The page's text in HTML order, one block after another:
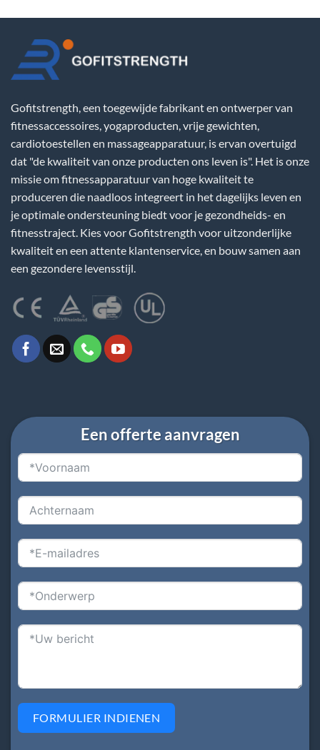
Gofitstrength, een toegewijde fabrikant en ontwerper van
fitnessaccessoires, yogaproducten, vrije gewichten,
cardiotoestellen en massageapparatuur, is ervan overtuigd
dat "de kwaliteit van onze producten ons leven is". Het is onze
missie om fitnessapparatuur van hoge kwaliteit te
produceren die naadloos integreert in het dagelijks leven en
je optimale ondersteuning biedt voor je gezondheids- en
fitnesstraject. Kies voor Gofitstrength voor uitzonderlijke
kwaliteit en een attente klantenservice, en bouw samen aan
een gezondere levensstijl.
Een offerte aanvragen
FORMULIER INDIENEN